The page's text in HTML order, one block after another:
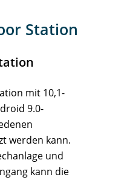
Station
mit 10,1-
9.0-
werden kann.
und
kann die